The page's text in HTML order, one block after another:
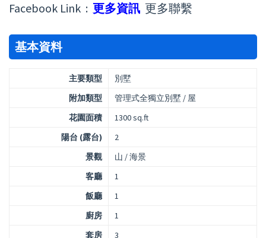
Facebook Link : 更多資訊 更多聯繫
基本資料
主要類型
別墅
附加類型
管理式全獨立別墅 / 屋
花園面積
1300 sq.ft
陽台 (露台)
2
景觀
山 / 海景
客廳
1
飯廳
1
廚房
1
套房
3